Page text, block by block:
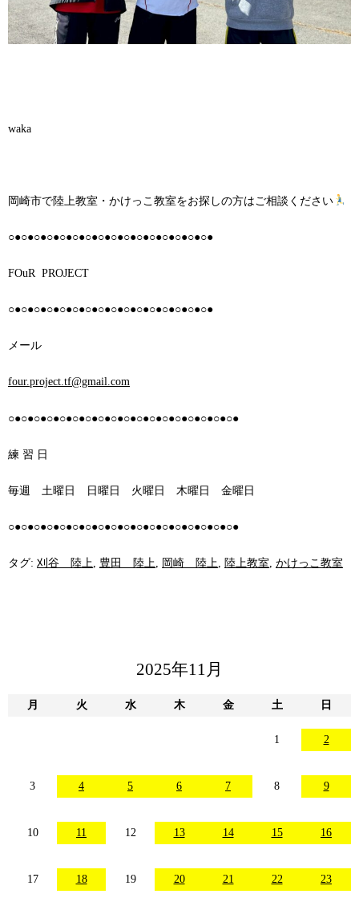
waka
岡崎市で陸上教室・かけっこ教室をお探しの方はご相談ください
○●○●○●○●○●○●○●○●○●○●○●○●○●○●○●○●
FOuR PROJECT
○●○●○●○●○●○●○●○●○●○●○●○●○●○●○●○●
メール
four.project.tf@gmail.com
○●○●○●○●○●○●○●○●○●○●○●○●○●○●○●○●○●○●
練 習 日
毎週 土曜日 日曜日 火曜日 木曜日 金曜日
○●○●○●○●○●○●○●○●○●○●○●○●○●○●○●○●○●○●
タグ: 刈谷 陸上, 豊田 陸上, 岡崎 陸上, 陸上教室, かけっこ教室
2025年11月
月 火 水 木 金 土 日
1 2
3 4 5 6 7 8 9
10 11 12 13 14 15 16
17 18 19 20 21 22 23